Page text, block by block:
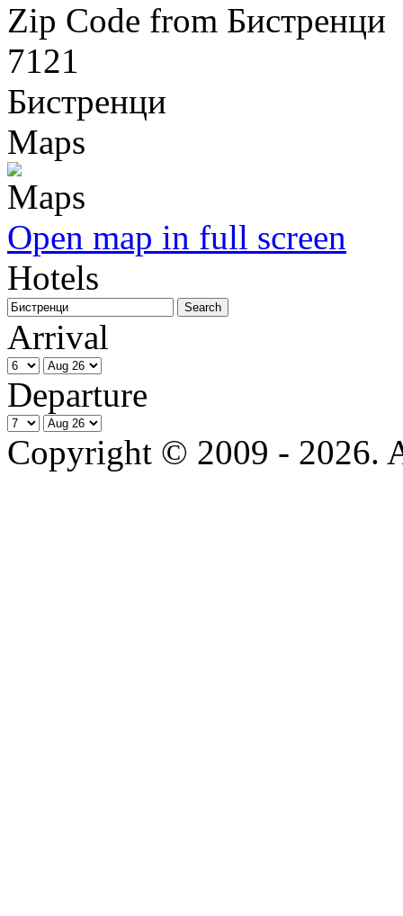
Zip Code from Бистренци
7121
Бистренци
Maps
Open map in full screen
Hotels
Arrival
Departure
Copyright © 2009 - 2026.